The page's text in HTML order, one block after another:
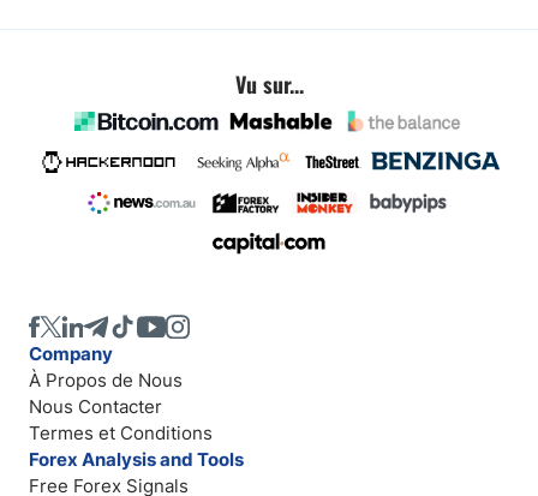
Vu sur...
Company
À Propos de Nous
Nous Contacter
Termes et Conditions
Forex Analysis and Tools
Free Forex Signals